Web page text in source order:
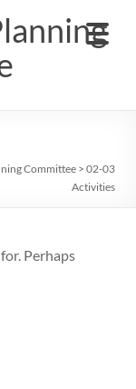
Committee >02-03
Activities
Perhaps